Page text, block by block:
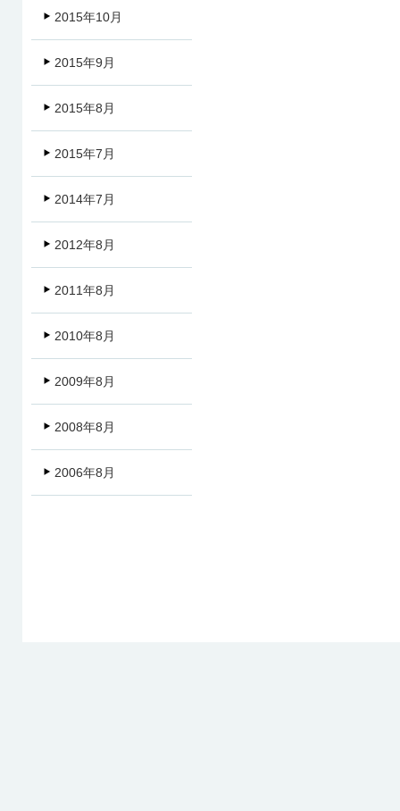
2015年10月
2015年9月
2015年8月
2015年7月
2014年7月
2012年8月
2011年8月
2010年8月
2009年8月
2008年8月
2006年8月